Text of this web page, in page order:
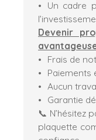
Un cadre
Devenir
Frais de
Paiements
Aucun
Garantie
📞 N’hésitez
plaquette